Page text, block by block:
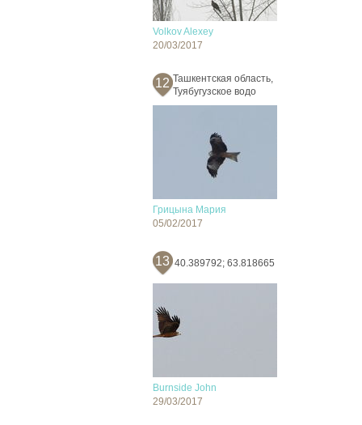
Volkov Alexey
20/03/2017
12 Ташкентская область,
Туябугузское водо
Грицына Мария
05/02/2017
13 40.389792; 63.818665
Burnside John
29/03/2017